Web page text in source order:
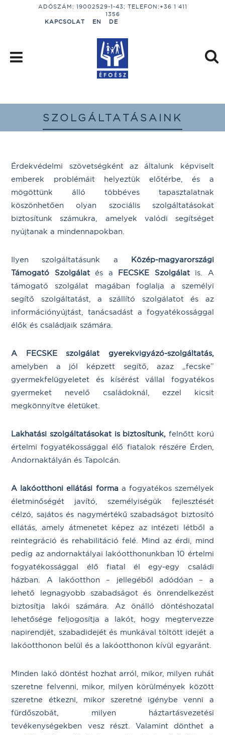
ADÓSZÁM: 19002529-1-43; TELEFON:+36 1 411
1356
KAPCSOLAT
EN DE
SZOLGÁLTATÁSAINK
Érdekvédelmi szövetségként az általunk képviselt
emberek problémáit helyeztük előtérbe, és a
mögöttünk álló többéves tapasztalatnak
köszönhetően olyan szociális szolgáltatásokat
biztosítunk számukra, amelyek valódi segítséget
nyújtanak a mindennapokban.
Ilyen szolgáltatásunk a Közép-magyarországi
Támogató Szolgálatés a FECSKE Szolgálatis. A
támogató szolgálat magában foglalja a személyi
segítő szolgáltatást, a szállító szolgálatot és az
információnyújtást, tanácsadást a fogyatékossággal
élők és családjaik számára.
A FECSKE szolgálat
gyerekvigyázó-szolgáltatás,
amelyben a jól képzett segítő, azaz „fecske”
gyermekfelügyeletet és kísérést vállal fogyatékos
gyermeket nevelő családoknál, ezzel kicsit
megkönnyítve életüket.
Lakhatási szolgáltatásokat is biztosítunk, felnőtt korú
értelmi fogyatékossággal élő fiatalok részére Érden,
Andornaktályán és Tapolcán.
A lakóotthoni ellátási formaa fogyatékos személyek
életminőségét javító, személyiségük fejlesztését
célzó, sajátos és nagymértékű szabadságot biztosító
ellátás, amely átmenetet képez az intézeti létből a
reintegráció és rehabilitáció felé. Mind az érdi, mind
pedig az andornaktályai lakóotthonunkban 10 értelmi
fogyatékossággal élő fiatal él egy-egy családi
házban. A lakóotthon – jellegéből adódóan – a
lehető legnagyobb szabadságot és önrendelkezést
biztosítja lakói számára. Az önálló döntéshozatal
lehetősége feljogosítja a lakót, hogy megtervezze
napirendjét, szabadidejét és munkával töltött idejét a
lakóotthonon belül és a lakóotthonon kívül egyaránt.
Minden lakó döntést hozhat arról, mikor, milyen ruhát
szeretne felvenni, mikor, milyen körülmények között
szeretne étkezni, mikor szeretné igénybe venni a
fürdőszobát, milyen háztartásvezetési
tevékenységekben vesz részt. Valamint dönthet a